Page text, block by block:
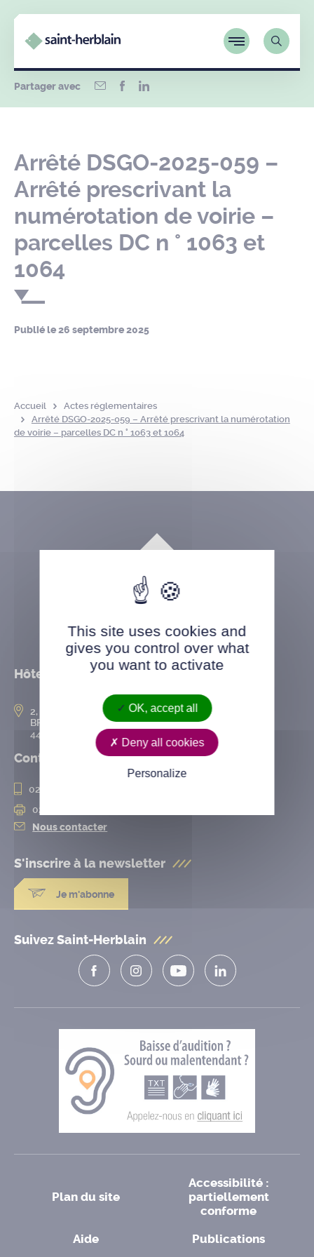
Partager avec
Arrêté DSGO-2025-059 –
Arrêté prescrivant la
numérotation de voirie –
parcelles DC n ° 1063 et
1064
Publié le26 septembre 2025
Accueil
Actes réglementaires
Arrêté DSGO-2025-059 – Arrêté prescrivant la numérotation
de voirie – parcelles DC n ° 1063 et 1064
Hôtel de ville
2, rue de l’Hôtel-de-Ville
BP 50167
44802 Saint-Herblain cedex
Contact
02 28 25 20 00
02 28 25 20 10
Nous contacter
S'inscrire à la newsletter
Je m'abonne
Suivez Saint-Herblain
Plan du site
Accessibilité :
partiellement
conforme
Aide
Publications
This site uses cookies and
gives you control over what
you want to activate
OK, accept all
Deny all cookies
Personalize